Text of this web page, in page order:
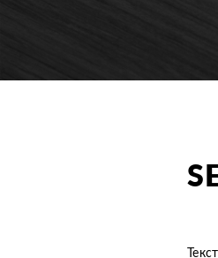
Текст